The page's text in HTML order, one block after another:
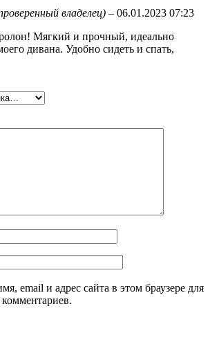
владелец) – 06.01.2023 07:23
Мягкий и прочный, идеально
дивана. Удобно сидеть и спать,
email и адрес сайта в этом браузере для